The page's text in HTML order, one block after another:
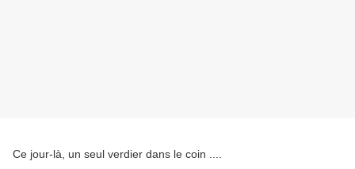
Ce jour-là, un seul verdier dans le coin ....